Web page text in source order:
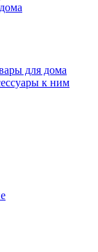
для дома
к ним